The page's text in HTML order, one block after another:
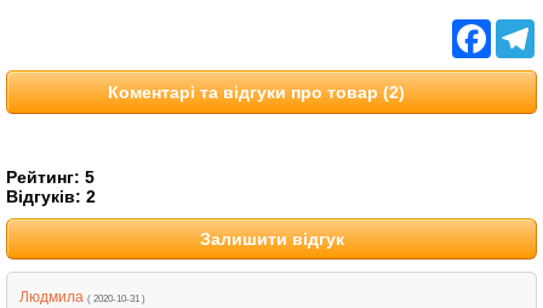
Коментарі та відгуки про товар (2)
Рейтинг: 5
Відгуків: 2
Залишити відгук
Людмила ( 2020-10-31 )